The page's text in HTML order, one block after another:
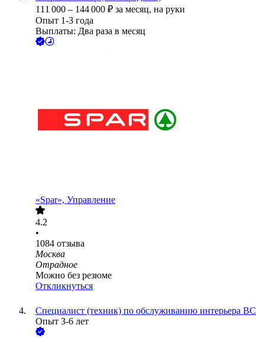
111 000 – 144 000 ₽ за месяц, на руки
Опыт 1-3 года
Выплаты: Два раза в месяц
«Spar», Управление
4.2
•
1084 отзыва
Москва
Отрадное
Можно без резюме
Откликнуться
Специалист (техник) по обслуживанию интерьера ВС
Опыт 3-6 лет